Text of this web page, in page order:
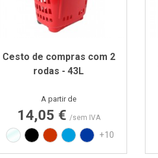
Cesto de compras com 2
rodas - 43L
Preço
A partir de
14,05 € /sem IVA
Translúcido
Preto Vermelho RAL3020
Azul PAN 299C
Azul PAN 293C
+10